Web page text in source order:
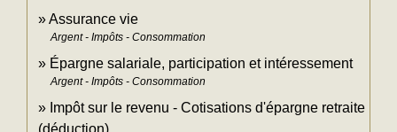
Assurance vie
Argent - Impôts - Consommation
Épargne salariale, participation et intéressement
Argent - Impôts - Consommation
Impôt sur le revenu - Cotisations d'épargne retraite
(déduction)